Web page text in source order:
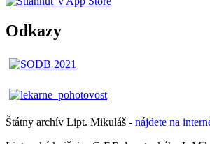
Odkazy
Štátny archív Lipt. Mikuláš - nájdete na